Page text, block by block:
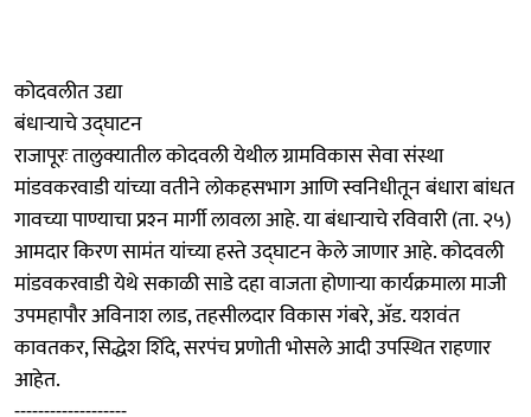
कोदवलीत उद्या
बंधाऱ्याचे उद्घाटन
राजापूरः तालुक्यातील कोदवली येथील ग्रामविकास सेवा संस्था
मांडवकरवाडी यांच्या वतीने लोकहसभाग आणि स्वनिधीतून बंधारा बांधत
गावच्या पाण्याचा प्रश्‍न मार्गी लावला आहे. या बंधाऱ्याचे रविवारी (ता. २५)
आमदार किरण सामंत यांच्या हस्ते उद्घाटन केले जाणार आहे. कोदवली
मांडवकरवाडी येथे सकाळी साडे दहा वाजता होणाऱ्या कार्यक्रमाला माजी
उपमहापौर अविनाश लाड, तहसीलदार विकास गंबरे, अ‍ॅड. यशवंत
कावतकर, सिद्धेश शिंदे, सरपंच प्रणोती भोसले आदी उपस्थित राहणार
आहेत.